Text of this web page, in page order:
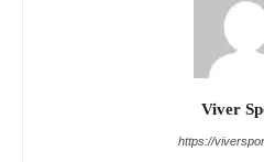
Viver
https://